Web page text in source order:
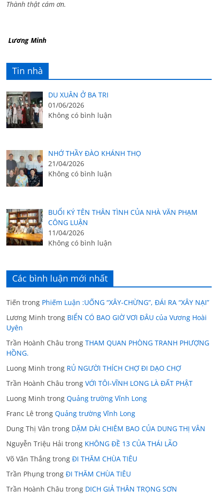
Thành thật cám ơn.
Lương Minh
Tin nhà
DU XUÂN Ở BA TRI
01/06/2026
Không có bình luận
NHỚ THẦY ĐÀO KHÁNH THỌ
21/04/2026
Không có bình luận
BUỔI KÝ TÊN THÂN TÌNH CỦA NHÀ VĂN PHẠM
CÔNG LUẬN
11/04/2026
Không có bình luận
Các bình luận mới nhất
Tiến trong Phiếm Luận :UỐNG “XÂY-CHỪNG”, ĐÁI RA “XÂY NẠI”
Lương Minh trong BIỂN CÓ BAO GIỜ VƠI ĐÂU của Vương Hoài
Uyên
Trần Hoành Châu trongTHAM QUAN PHÒNG TRANH PHƯỢNG
HỒNG.
Luong Minh trong RỦ NGƯỜI THÍCH CHỢ ĐI DẠO CHỢ
Trần Hoành Châu trongVỚI TÔI-VĨNH LONG LÀ ĐẤT PHẬT
Luong Minh trongQuảng trường Vĩnh Long
Franc Lê trongQuảng trường Vĩnh Long
Dung Thị Vân trong DẶM DÀI CHIÊM BAO CỦA DUNG THỊ VÂN
Nguyễn Triệu Hải trong KHÔNG ĐỀ 13 CỦA THÁI LÃO
Võ Văn Thắng trongĐI THĂM CHÙA TIÊU
Trần Phụng trongĐI THĂM CHÙA TIÊU
Trần Hoành Châu trong DICH GIẢ THÂN TRỌNG SƠN